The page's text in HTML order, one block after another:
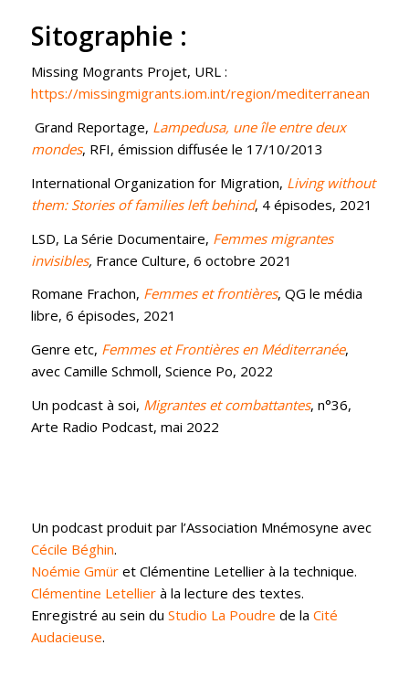
Sitographie :
Missing Mogrants Projet, URL :
https://missingmigrants.iom.int/region/mediterranean
Grand Reportage, Lampedusa, une île entre deux
mondes, RFI, émission diffusée le 17/10/2013
International Organization for Migration, Living without
them: Stories of families left behind, 4 épisodes, 2021
LSD, La Série Documentaire, Femmes migrantes
invisibles, France Culture, 6 octobre 2021
Romane Frachon, Femmes et frontières, QG le média
libre, 6 épisodes, 2021
Genre etc, Femmes et Frontières en Méditerranée,
avec Camille Schmoll, Science Po, 2022
Un podcast à soi, Migrantes et combattantes, n°36,
Arte Radio Podcast, mai 2022
Un podcast produit par l’Association Mnémosyne avec
Cécile Béghin.
Noémie Gmüret Clémentine Letellier à la technique.
Clémentine Letellierà la lecture des textes.
Enregistré au sein du Studio La Poudre de la Cité
Audacieuse.